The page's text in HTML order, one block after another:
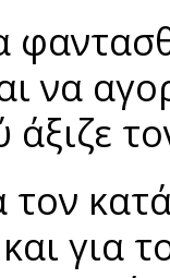
να
άξιζε
τον
για